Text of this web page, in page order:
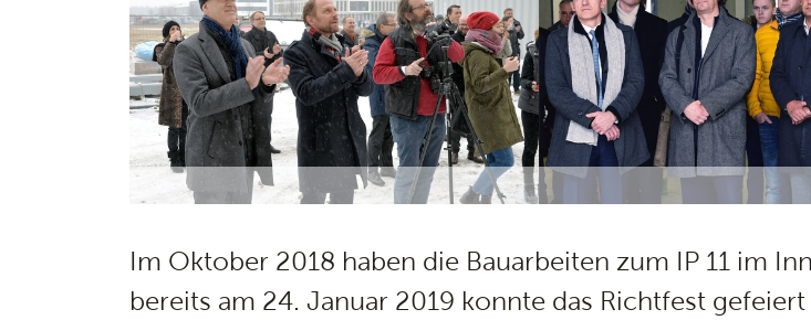
Im Oktober 2018 haben die Bauarbeiten zum IP 11 im
bereits am 24. Januar 2019 konnte das Richtfest